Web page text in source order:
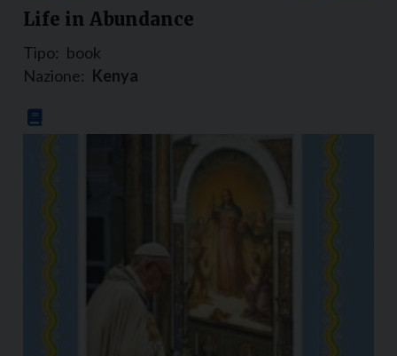
Life in Abundance
Tipo: book
Nazione: Kenya